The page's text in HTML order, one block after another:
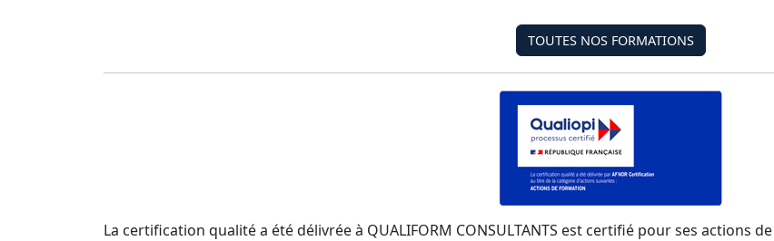
TOUTES NOS FORMATIONS
La certification qualité a été délivrée à QUALIFORM CONSULTANTS est certifié pour ses